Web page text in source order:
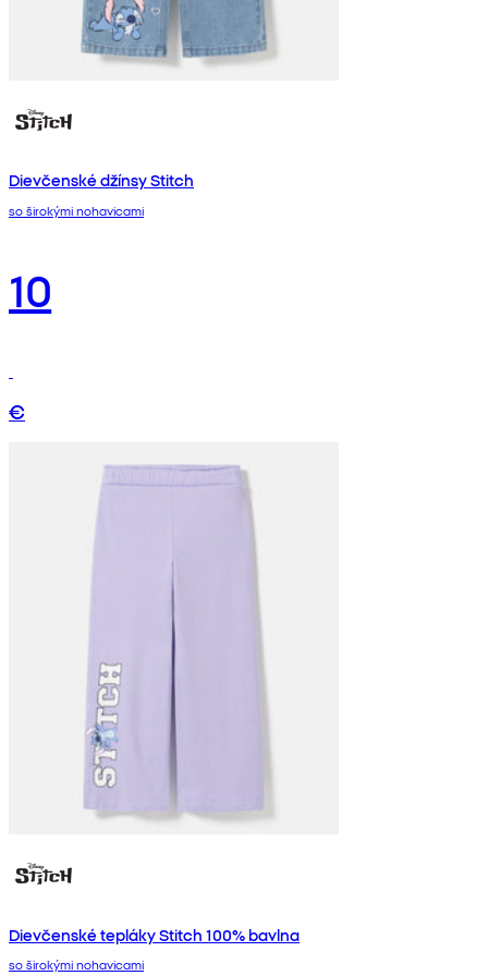
Dievčenské džínsy Stitch
so širokými nohavicami
10
€
Dievčenské tepláky Stitch 100% bavlna
so širokými nohavicami